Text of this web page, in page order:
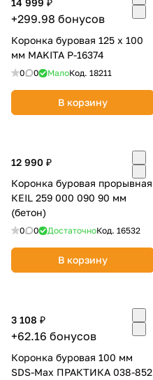
14 999 ₽
+299.98 бонусов
Коронка буровая 125 х 100
мм MAKITA P-16374
0 0 МалоКод. 18211
В корзину
12 990 ₽
Коронка буровая прорывная
КEIL 259 000 090 90 мм
(бетон)
0 0 ДостаточноКод. 16532
В корзину
3 108 ₽
+62.16 бонусов
Коронка буровая 100 мм
SDS-Max ПРАКТИКА 038-852